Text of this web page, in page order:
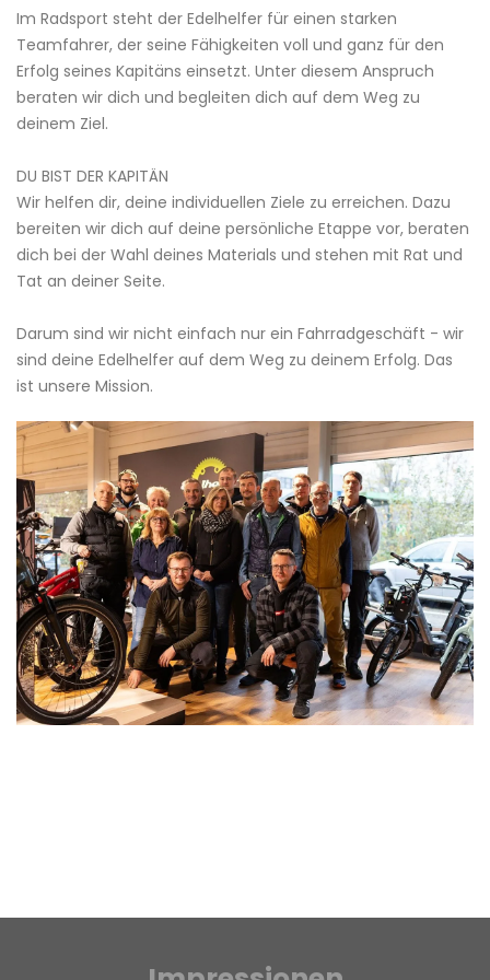
Im Radsport steht der Edelhelfer für einen starken
Teamfahrer, der seine Fähigkeiten voll und ganz für den
Erfolg seines Kapitäns einsetzt. Unter diesem Anspruch
beraten wir dich und begleiten dich auf dem Weg zu
deinem Ziel.
DU BIST DER KAPITÄN
Wir helfen dir, deine individuellen Ziele zu erreichen. Dazu
bereiten wir dich auf deine persönliche Etappe vor, beraten
dich bei der Wahl deines Materials und stehen mit Rat und
Tat an deiner Seite.
Darum sind wir nicht einfach nur ein Fahrradgeschäft - wir
sind deine Edelhelfer auf dem Weg zu deinem Erfolg. Das
ist unsere Mission.